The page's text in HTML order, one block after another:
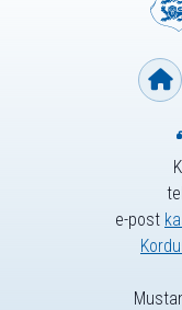
e-post